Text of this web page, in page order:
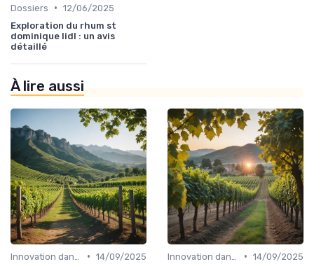
Dossiers • 12/06/2025
Exploration du rhum st
dominique lidl : un avis
détaillé
À lire aussi
• 14/09/2025
• 14/09/2025